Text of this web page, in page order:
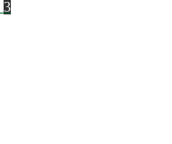
3